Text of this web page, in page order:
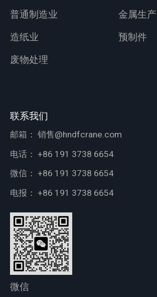
普通制造业
金属生产
造纸业
预制件
废物处理
联系我们
邮箱： 销售@hndfcrane.com
电话： +86 191 3738 6654
微信： +86 191 3738 6654
电报： +86 191 3738 6654
微信